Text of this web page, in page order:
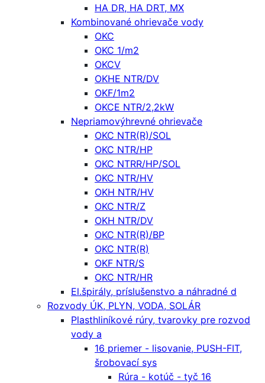
HA DR, HA DRT, MX
Kombinované ohrievače vody
OKC
OKC 1/m2
OKCV
OKHE NTR/DV
OKF/1m2
OKCE NTR/2,2kW
Nepriamovýhrevné ohrievače
OKC NTR(R)/SOL
OKC NTR/HP
OKC NTRR/HP/SOL
OKC NTR/HV
OKH NTR/HV
OKC NTR/Z
OKH NTR/DV
OKC NTR(R)/BP
OKC NTR(R)
OKF NTR/S
OKC NTR/HR
El.špirály, príslušenstvo a náhradné d
Rozvody ÚK, PLYN, VODA, SOLÁR
Plasthliníkové rúry, tvarovky pre rozvod
vody a
16 priemer - lisovanie, PUSH-FIT,
šrobovací sys
Rúra - kotúč - tyč 16